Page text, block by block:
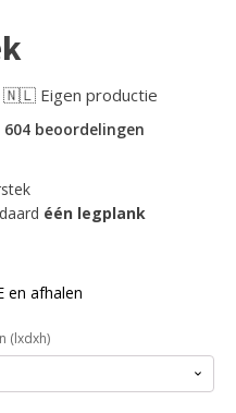
🇳🇱 Eigen productie
beoordelingen
één legplank
en afhalen
(lxdxh)